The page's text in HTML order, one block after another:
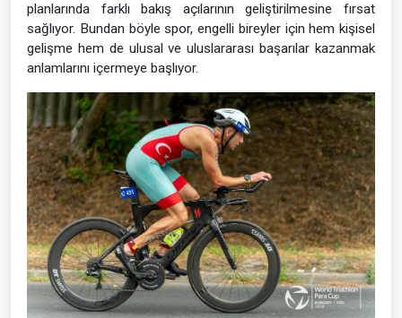
planlarında farklı bakış açılarının geliştirilmesine fırsat
sağlıyor. Bundan böyle spor, engelli bireyler için hem kişisel
gelişme hem de ulusal ve uluslararası başarılar kazanmak
anlamlarını içermeye başlıyor.